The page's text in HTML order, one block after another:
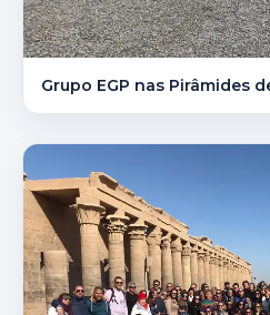
Grupo EGP nas Pirâmides